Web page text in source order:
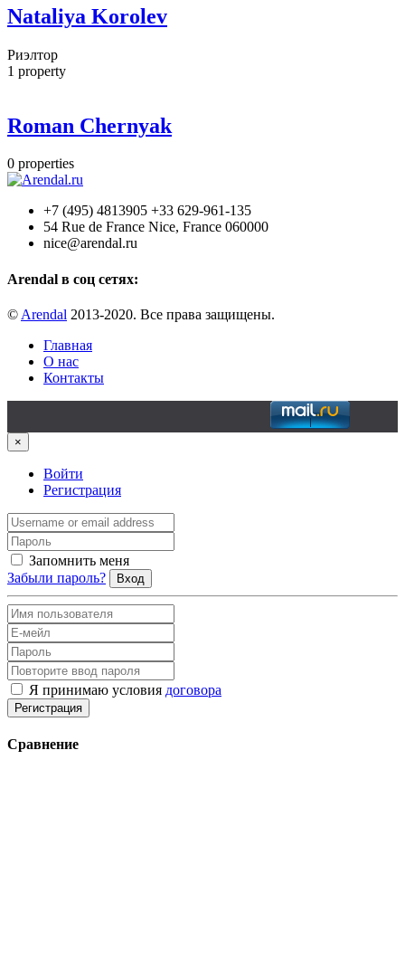
Nataliya Korolev
Риэлтор
1 property
Roman Chernyak
0 properties
+7 (495) 4813905 +33 629-961-135
54 Rue de France Nice, France 060000
nice@arendal.ru
Arendal в соц сетях:
© Arendal 2013-2020. Все права защищены.
Главная
О нас
Контакты
×
Войти
Регистрация
Запомнить меня
Забыли пароль?
Вход
Я принимаю условия договора
Регистрация
Сравнение